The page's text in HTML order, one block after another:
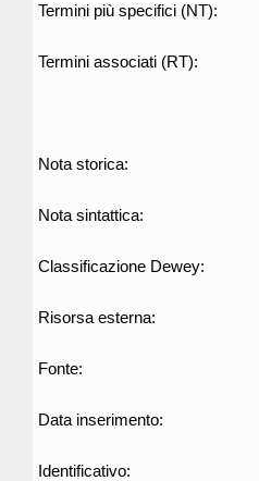
Termini più specifici (NT):
Termini associati (RT):
Nota storica:
Nota sintattica:
Classificazione Dewey:
Risorsa esterna:
Fonte:
Data inserimento:
Identificativo: